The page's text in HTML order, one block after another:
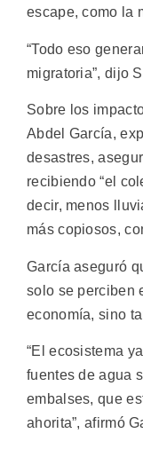
escape, como la
“Todo eso
migratoria”, dijo
Sobre los
Abdel García,
desastres,
recibiendo “el
decir, menos
más copiosos,
García aseguró
solo se perciben
economía, sino
“El ecosistema
fuentes de agua
embalses, que
ahorita”, afirmó